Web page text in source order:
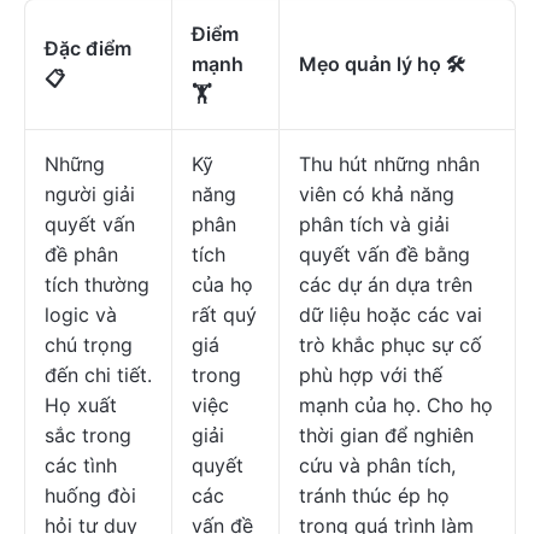
Đặc điểm
📋
Điểm
mạnh
🏋
Mẹo quản lý họ 🛠️
Những
người giải
quyết vấn
đề phân
tích thường
logic và
chú trọng
đến chi tiết.
Họ xuất
sắc trong
các tình
huống đòi
hỏi tư duy
Kỹ
năng
phân
tích
của họ
rất quý
giá
trong
việc
giải
quyết
các
vấn đề
Thu hút những nhân
viên có khả năng
phân tích và giải
quyết vấn đề bằng
các dự án dựa trên
dữ liệu hoặc các vai
trò khắc phục sự cố
phù hợp với thế
mạnh của họ. Cho họ
thời gian để nghiên
cứu và phân tích,
tránh thúc ép họ
trong quá trình làm